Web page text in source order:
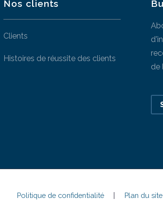
Nos clients
Clients
Histoires de réussite des clients
de
Politique de confidentialité Plan du site